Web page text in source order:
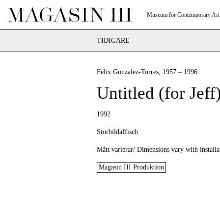
Museum for Contemporary Art
TIDIGARE
Felix Gonzalez-Torres, 1957 – 1996
Untitled (for
1992
Storbildaffisch
Mått varierar/ Dimensions vary with
Magasin III Produktion